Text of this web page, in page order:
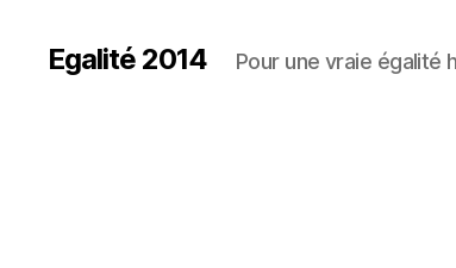
Egalité 2014 Pour une vraie égalité